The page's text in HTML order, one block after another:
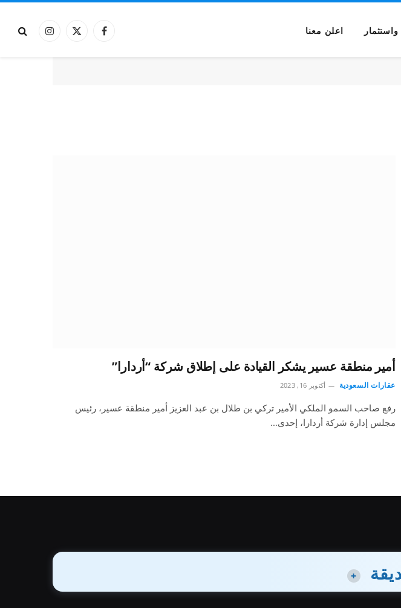
اعلن معنا فيسبوكX
الانستغرام
أمير منطقة عسير يشكر القيادة على إطلاق شركة “أردارا”
عقارات السعودية أكتوبر 16, 2023
رفع صاحب السمو الملكي الأمير تركي بن طلال بن عبد العزيز أمير منطقة عسير، رئيس
مجلس إدارة شركة أردارا، إحدى…
+